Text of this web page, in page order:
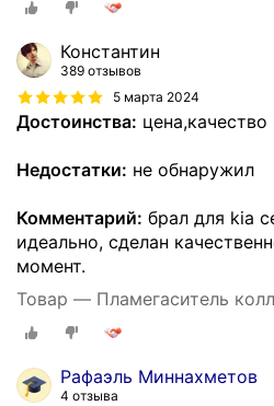
Константин
389 отзывов
5 марта 2024
Достоинства: цена,качество
Недостатки: не обнаружил
Комментарий: брал для kia
идеально, сделан
момент.
Товар — Пламегаситель
Рафаэль Миннахметов
4 отзыва